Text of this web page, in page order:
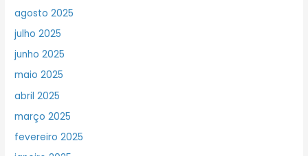
agosto 2025
julho 2025
junho 2025
maio 2025
abril 2025
março 2025
fevereiro 2025